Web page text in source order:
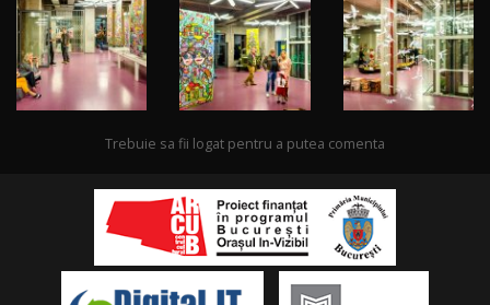
Trebuie sa fii logat pentru a putea comenta